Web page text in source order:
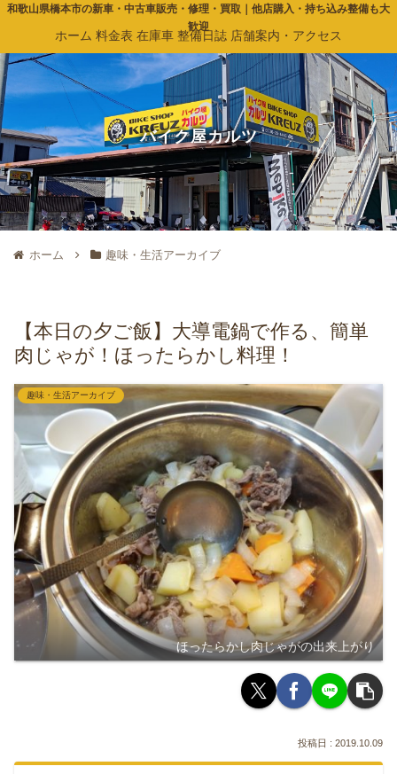
和歌山県橋本市の新車・中古車販売・修理・買取｜他店購入・持ち込み整備も大
歓迎
バイク屋カルツ
ホーム 料金表 在庫車 整備日誌 店舗案内・アクセス
ホーム 趣味・生活アーカイブ
【本日の夕ご飯】大導電鍋で作る、簡単
肉じゃが！ほったらかし料理！
趣味・生活アーカイブ
ほったらかし肉じゃがの出来上がり
2019.10.09